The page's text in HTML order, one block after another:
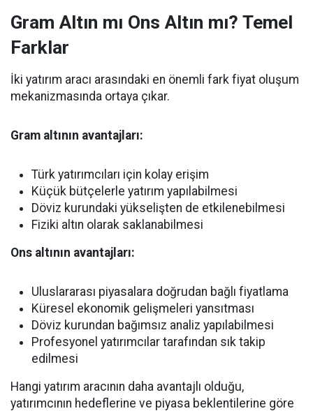
Gram Altın mı Ons Altın mı? Temel
Farklar
İki yatırım aracı arasındaki en önemli fark fiyat oluşum
mekanizmasında ortaya çıkar.
Gram altının avantajları:
Türk yatırımcıları için kolay erişim
Küçük bütçelerle yatırım yapılabilmesi
Döviz kurundaki yükselişten de etkilenebilmesi
Fiziki altın olarak saklanabilmesi
Ons altının avantajları:
Uluslararası piyasalara doğrudan bağlı fiyatlama
Küresel ekonomik gelişmeleri yansıtması
Döviz kurundan bağımsız analiz yapılabilmesi
Profesyonel yatırımcılar tarafından sık takip
edilmesi
Hangi yatırım aracının daha avantajlı olduğu,
yatırımcının hedeflerine ve piyasa beklentilerine göre